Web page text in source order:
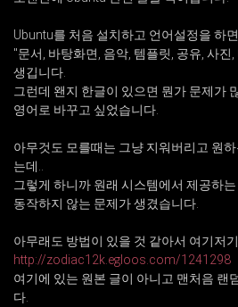
Ubuntu를 처음 설치하고 언어설정을 하
"문서, 바탕화면, 음악, 템플릿, 공유, 사
생깁니다.
그런데 왠지 한글이 있으면 뭔가 문제가
영어로 바꾸고 싶었습니다.
아무것도 모를때는 그냥 지워버리고 원
는데..
그렇게 하니까 원래 시스템에서 제공하
동작하지 않는 문제가 생겼습니다.
아무래도 방법이 있을 것 같아서 여기저기
http://zodiac12k.egloos.com/1241298
여기에 있는 원본 글이 아니고 맨처음 랜
다.